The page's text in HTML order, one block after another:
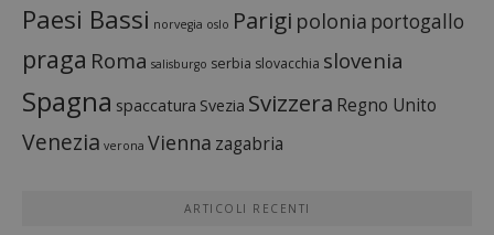
Paesi Bassi norvegia oslo Parigi polonia portogallo
praga Roma salisburgo serbia slovacchia slovenia
Spagna spaccatura Svezia Svizzera Regno Unito
Venezia verona Vienna zagabria
ARTICOLI RECENTI